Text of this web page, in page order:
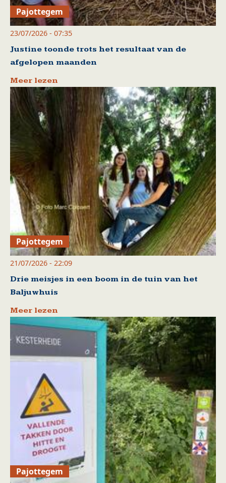
Pajottegem
23/07/2026 - 07:35
Justine toonde trots het resultaat van de
afgelopen maanden
Meer lezen
Pajottegem
21/07/2026 - 22:09
Drie meisjes in een boom in de tuin van het
Baljuwhuis
Meer lezen
Pajottegem